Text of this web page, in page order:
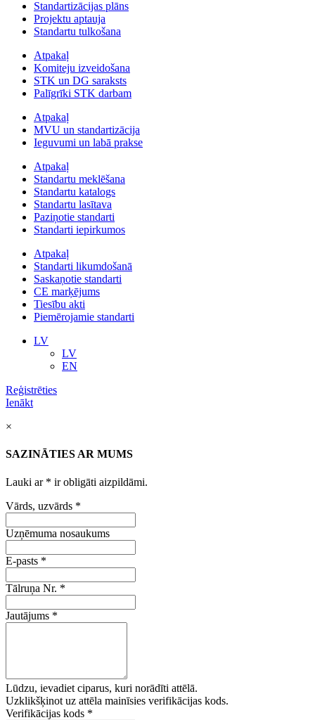
Standartizācijas plāns
Projektu aptauja
Standartu tulkošana
Atpakaļ
Komiteju izveidošana
STK un DG saraksts
Palīgrīki STK darbam
Atpakaļ
MVU un standartizācija
Ieguvumi un labā prakse
Atpakaļ
Standartu meklēšana
Standartu katalogs
Standartu lasītava
Paziņotie standarti
Standarti iepirkumos
Atpakaļ
Standarti likumdošanā
Saskaņotie standarti
CE marķējums
Tiesību akti
Piemērojamie standarti
LV
LV
EN
Reģistrēties
Ienākt
×
SAZINĀTIES AR MUMS
Lauki ar * ir obligāti aizpildāmi.
Vārds, uzvārds *
Uzņēmuma nosaukums
E-pasts *
Tālruņa Nr. *
Jautājums *
Lūdzu, ievadiet ciparus, kuri norādīti attēlā.
Uzklikšķinot uz attēla mainīsies verifikācijas kods.
Verifikācijas kods *